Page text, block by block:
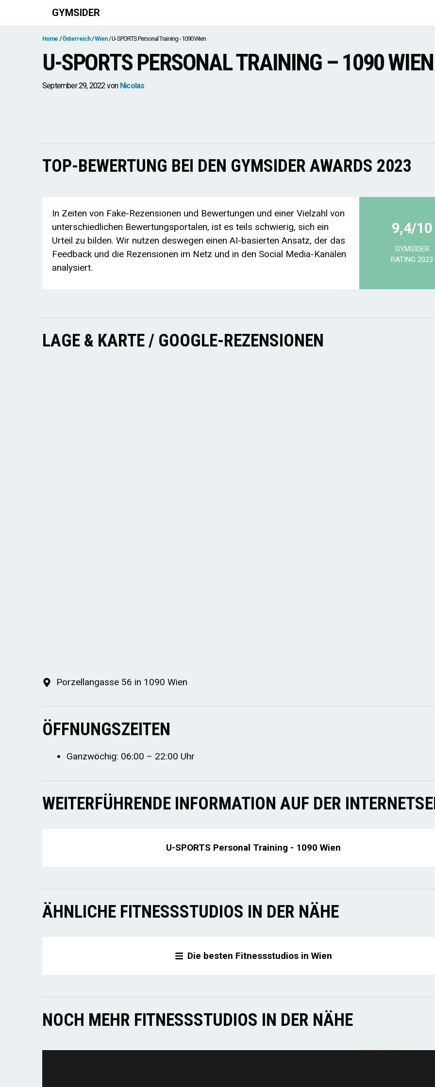
GYMSIDER
Home Österreich Wien U-SPORTS Personal Training - 1090 Wien
U-SPORTS PERSONAL TRAINING – 1090 WIEN
September 29, 2022 von Nicolas
TOP-BEWERTUNG BEI DEN GYMSIDER AWARDS 2023
In Zeiten von Fake-Rezensionen und Bewertungen und einer Vielzahl von
unterschiedlichen Bewertungsportalen, ist es teils schwierig, sich ein
Urteil zu bilden. Wir nutzen deswegen einen AI-basierten Ansatz, der das
Feedback und die Rezensionen im Netz und in den Social Media-Kanälen
analysiert.
9,4/10
GYMSIDER
RATING 2023
LAGE & KARTE / GOOGLE-REZENSIONEN
Porzellangasse 56 in 1090 Wien
ÖFFNUNGSZEITEN
Ganzwöchig: 06:00 – 22:00 Uhr
WEITERFÜHRENDE INFORMATION AUF DER
U-SPORTS Personal Training - 1090 Wien
ÄHNLICHE FITNESSSTUDIOS IN DER NÄHE
Die besten Fitnessstudios in Wien
NOCH MEHR FITNESSSTUDIOS IN DER NÄHE